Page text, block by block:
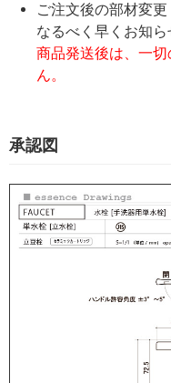
ご注文後の部材変
なるべく早くお知ら
商品発送後は、一
ん。
承認図